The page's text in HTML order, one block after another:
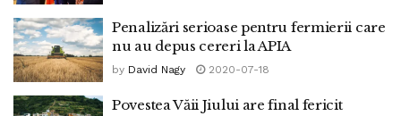
Penalizări serioase pentru fermierii care
nu au depus cereri la APIA
by David Nagy 2020-07-18
Povestea Văii Jiului are final fericit